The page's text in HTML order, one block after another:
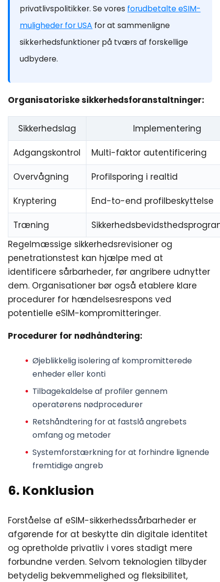
privatlivspolitikker. Se vores forudbetalte eSIM-
muligheder for USA for at sammenligne
sikkerhedsfunktioner på tværs af forskellige
udbydere.
Organisatoriske sikkerhedsforanstaltninger:
Sikkerhedslag Implementering
Adgangskontrol Multi-faktor autentificering
Overvågning Profilsporing i realtid
Kryptering End-to-end profilbeskyttelse
Træning
Regelmæssige sikkerhedsrevisioner og
penetrationstest kan hjælpe med at
identificere sårbarheder, før angribere udnytter
dem. Organisationer bør også etablere klare
procedurer for hændelsesrespons ved
potentielle eSIM-kompromitteringer.
Procedurer for nødhåndtering:
Øjeblikkelig isoleringaf kompromitterede
enheder eller konti
Tilbagekaldelse af profilergennem
operatørens nødprocedurer
Retshåndteringfor at fastslå angrebets
omfang og metoder
Systemforstærkningfor at forhindre lignende
fremtidige angreb
6. Konklusion
Forståelse af eSIM-sikkerhedssårbarheder er
afgørende for at beskytte din digitale identitet
og opretholde privatliv i vores stadigt mere
forbundne verden. Selvom teknologien tilbyder
betydelig bekvemmelighed og fleksibilitet,